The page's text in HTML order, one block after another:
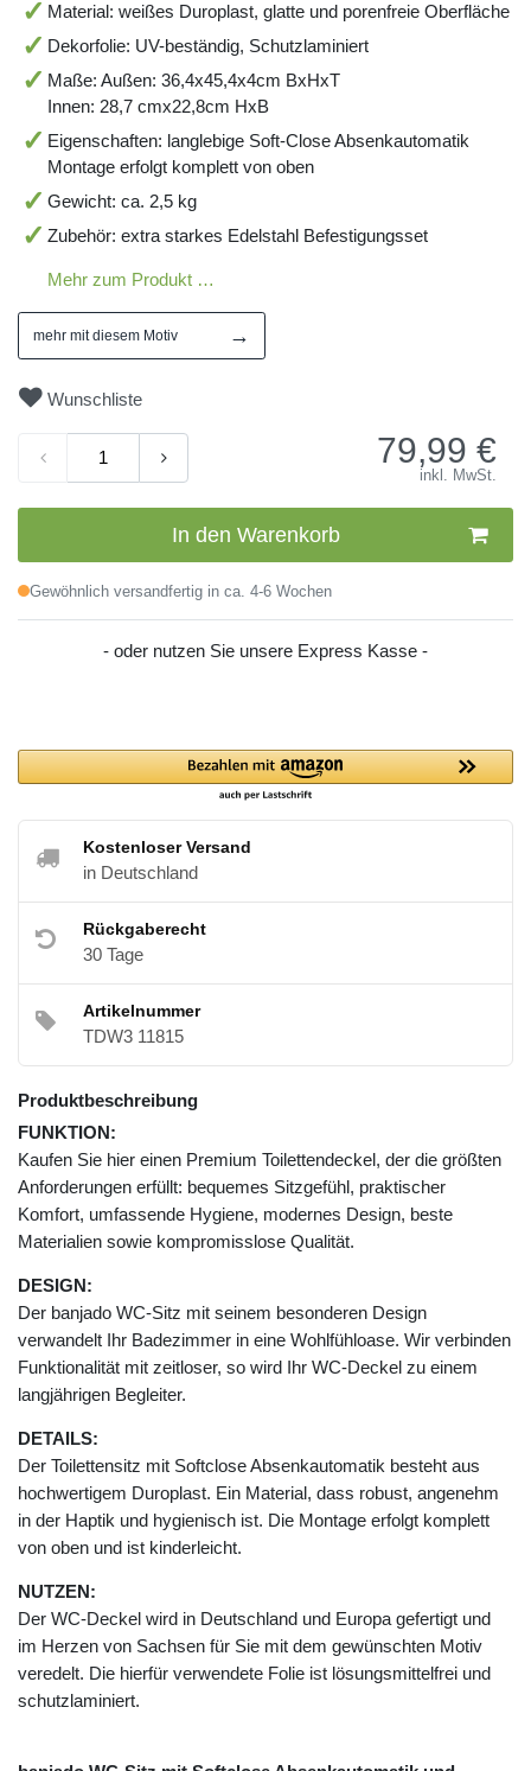
Material: weißes Duroplast, glatte und porenfreie Oberfläche
Dekorfolie: UV-beständig, Schutzlaminiert
Maße: Außen: 36,4x45,4x4cm BxHxT
Innen: 28,7 cmx22,8cm HxB
Eigenschaften: langlebige Soft-Close Absenkautomatik
Montage erfolgt komplett von oben
Gewicht: ca. 2,5 kg
Zubehör: extra starkes Edelstahl Befestigungsset
Mehr zum Produkt …
mehr mit diesem Motiv →
Wunschliste
79,99 €
inkl. MwSt.
In den Warenkorb
Gewöhnlich versandfertig in ca. 4-6 Wochen
- oder nutzen Sie unsere Express Kasse -
Kostenloser Versand
in Deutschland
Rückgaberecht
30 Tage
Artikelnummer
TDW3 11815
Produktbeschreibung
FUNKTION:
Kaufen Sie hier einen Premium Toilettendeckel, der die größten
Anforderungen erfüllt: bequemes Sitzgefühl, praktischer
Komfort, umfassende Hygiene, modernes Design, beste
Materialien sowie kompromisslose Qualität.
DESIGN:
Der banjado WC-Sitz mit seinem besonderen Design
verwandelt Ihr Badezimmer in eine Wohlfühloase. Wir verbinden
Funktionalität mit zeitloser, so wird Ihr WC-Deckel zu einem
langjährigen Begleiter.
DETAILS:
Der Toilettensitz mit Softclose Absenkautomatik besteht aus
hochwertigem Duroplast. Ein Material, dass robust, angenehm
in der Haptik und hygienisch ist. Die Montage erfolgt komplett
von oben und ist kinderleicht.
NUTZEN:
Der WC-Deckel wird in Deutschland und Europa gefertigt und
im Herzen von Sachsen für Sie mit dem gewünschten Motiv
veredelt. Die hierfür verwendete Folie ist lösungsmittelfrei und
schutzlaminiert.